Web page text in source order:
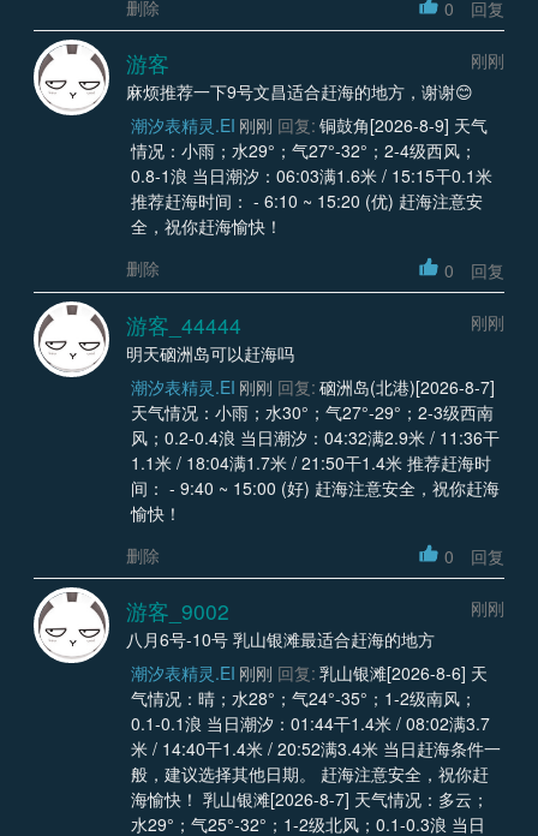
删除
0 回复
游客
刚刚
麻烦推荐一下9号文昌适合赶海的地方，谢谢😊
潮汐表精灵.EI 刚刚 回复: 铜鼓角[2026-8-9] 天气
情况：小雨；水29°；气27°-32°；2-4级西风；
0.8-1浪 当日潮汐：06:03满1.6米 / 15:15干0.1米
推荐赶海时间： - 6:10 ~ 15:20 (优) 赶海注意安
全，祝你赶海愉快！
删除
0 回复
游客_44444
刚刚
明天硇洲岛可以赶海吗
潮汐表精灵.EI 刚刚 回复: 硇洲岛(北港)[2026-8-7]
天气情况：小雨；水30°；气27°-29°；2-3级西南
风；0.2-0.4浪 当日潮汐：04:32满2.9米 / 11:36干
1.1米 / 18:04满1.7米 / 21:50干1.4米 推荐赶海时
间： - 9:40 ~ 15:00 (好) 赶海注意安全，祝你赶海
愉快！
删除
0 回复
游客_9002
刚刚
八月6号-10号 乳山银滩最适合赶海的地方
潮汐表精灵.EI 刚刚 回复: 乳山银滩[2026-8-6] 天
气情况：晴；水28°；气24°-35°；1-2级南风；
0.1-0.1浪 当日潮汐：01:44干1.4米 / 08:02满3.7
米 / 14:40干1.4米 / 20:52满3.4米 当日赶海条件一
般，建议选择其他日期。 赶海注意安全，祝你赶
海愉快！ 乳山银滩[2026-8-7] 天气情况：多云；
水29°；气25°-32°；1-2级北风；0.1-0.3浪 当日